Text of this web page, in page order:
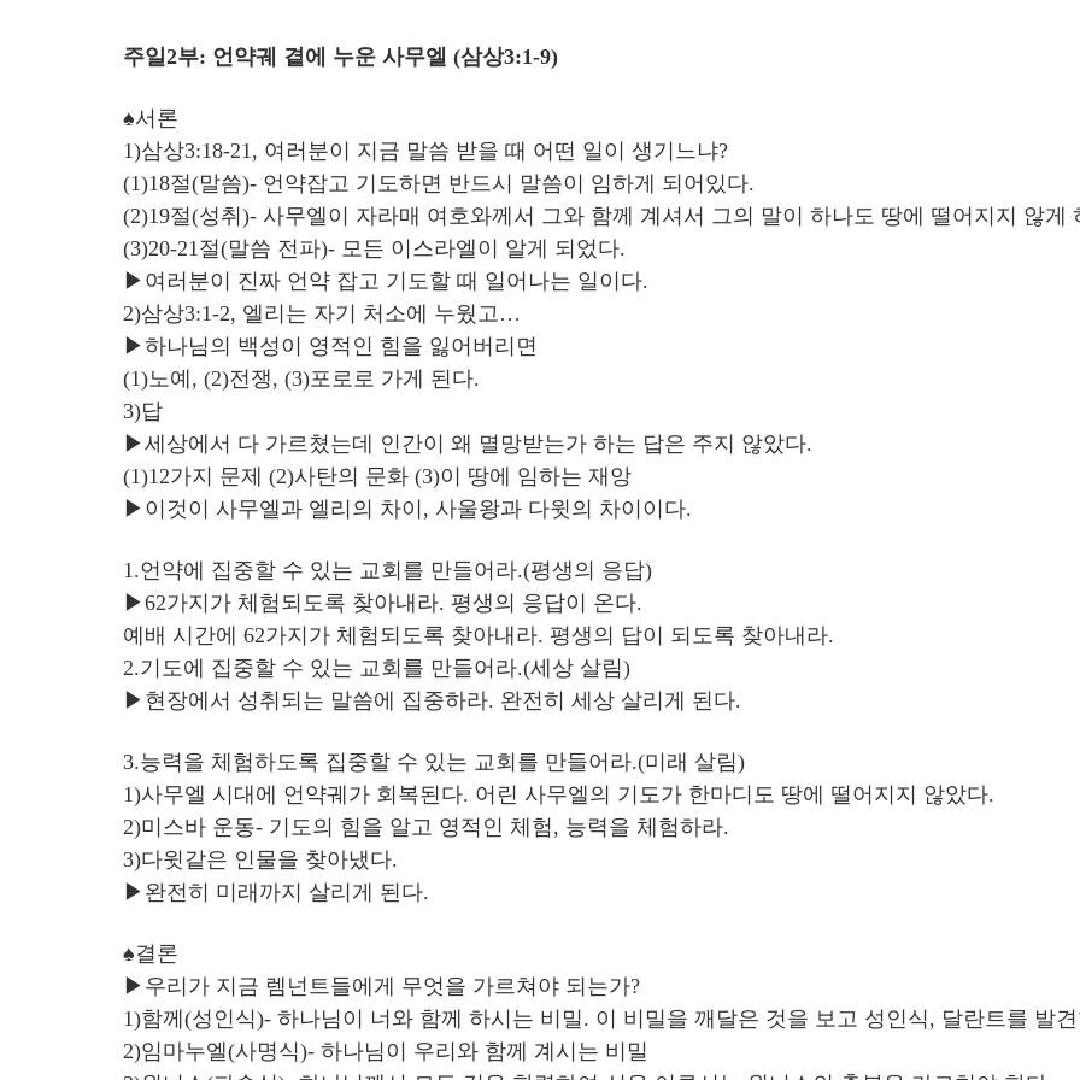
주일2부: 언약궤 곁에 누운 사무엘 (삼상3:1-9)
♠서론
1)삼상3:18-21, 여러분이 지금 말씀 받을 때 어떤 일이 생기느냐?
(1)18절(말씀)- 언약잡고 기도하면 반드시 말씀이 임하게 되어있다.
(2)19절(성취)- 사무엘이 자라매 여호와께서 그와 함께 계셔서 그의 말이 하나도 땅에 떨어지지 않게
(3)20-21절(말씀 전파)- 모든 이스라엘이 알게 되었다.
▶여러분이 진짜 언약 잡고 기도할 때 일어나는 일이다.
2)삼상3:1-2, 엘리는 자기 처소에 누웠고…
▶하나님의 백성이 영적인 힘을 잃어버리면
(1)노예, (2)전쟁, (3)포로로 가게 된다.
3)답
▶세상에서 다 가르쳤는데 인간이 왜 멸망받는가 하는 답은 주지 않았다.
(1)12가지 문제 (2)사탄의 문화 (3)이 땅에 임하는 재앙
▶이것이 사무엘과 엘리의 차이, 사울왕과 다윗의 차이이다.
1.언약에 집중할 수 있는 교회를 만들어라.(평생의 응답)
▶62가지가 체험되도록 찾아내라. 평생의 응답이 온다.
예배 시간에 62가지가 체험되도록 찾아내라. 평생의 답이 되도록 찾아내라.
2.기도에 집중할 수 있는 교회를 만들어라.(세상 살림)
▶현장에서 성취되는 말씀에 집중하라. 완전히 세상 살리게 된다.
3.능력을 체험하도록 집중할 수 있는 교회를 만들어라.(미래 살림)
1)사무엘 시대에 언약궤가 회복된다. 어린 사무엘의 기도가 한마디도 땅에 떨어지지 않았다.
2)미스바 운동- 기도의 힘을 알고 영적인 체험, 능력을 체험하라.
3)다윗같은 인물을 찾아냈다.
▶완전히 미래까지 살리게 된다.
♠결론
▶우리가 지금 렘넌트들에게 무엇을 가르쳐야 되는가?
1)함께(성인식)- 하나님이 너와 함께 하시는 비밀. 이 비밀을 깨달은 것을 보고 성인식, 달란트를 발
2)임마누엘(사명식)- 하나님이 우리와 함께 계시는 비밀